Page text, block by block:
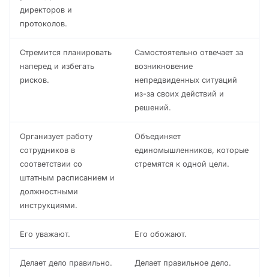
директоров и
протоколов.
Стремится планировать
наперед и избегать
рисков.
Самостоятельно отвечает за
возникновение
непредвиденных ситуаций
из-за своих действий и
решений.
Организует работу
сотрудников в
соответствии со
штатным расписанием и
должностными
инструкциями.
Объединяет
единомышленников, которые
стремятся к одной цели.
Его уважают. Его обожают.
Делает дело правильно. Делает правильное дело.